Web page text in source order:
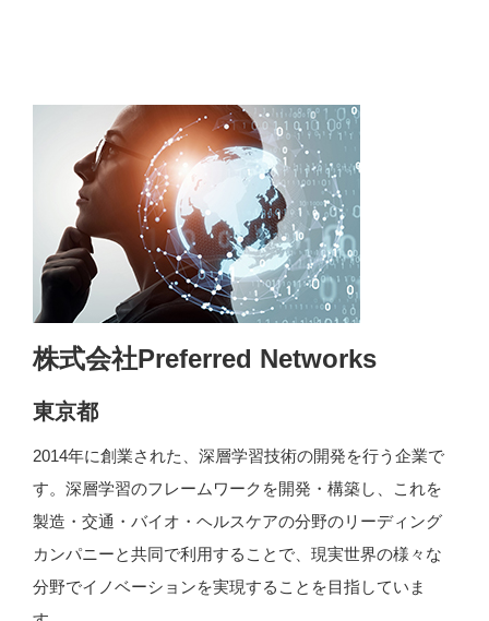
株式会社Preferred Networks
東京都
2014年に創業された、深層学習技術の開発を行う企業で
す。深層学習のフレームワークを開発・構築し、これを
製造・交通・バイオ・ヘルスケアの分野のリーディング
カンパニーと共同で利用することで、現実世界の様々な
分野でイノベーションを実現することを目指していま